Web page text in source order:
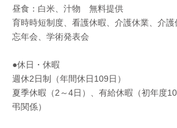
昼食：白米、汁物 無料提供
育時時短制度、看護休暇、介護休業、介護
忘年会、学術発表会
●休日・休暇
週休2日制（年間休日109日）
夏季休暇（2～4日）、有給休暇（初年度
弔関係）